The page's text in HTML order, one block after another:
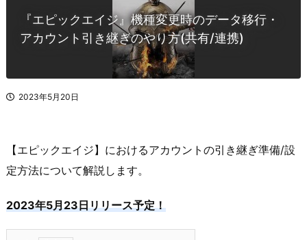
『エピックエイジ』機種変更時のデータ移行・
アカウント引き継ぎのやり方(共有/連携)
2023年5月20日
【エピックエイジ】におけるアカウントの引き継ぎ準備/設
定方法について解説します。
2023年5月23日リリース予定！